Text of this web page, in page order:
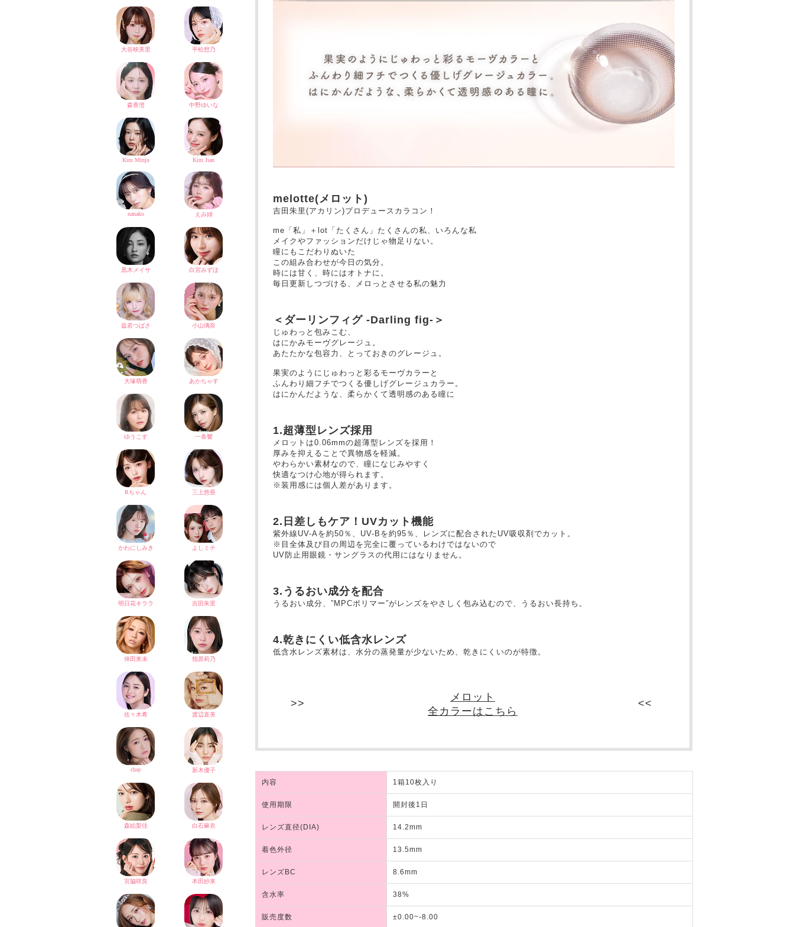
melotte(メロット)
吉田朱里(アカリン)プロデュースカラコン！
me「私」＋lot「たくさん」たくさんの私、いろんな私
メイクやファッションだけじゃ物足りない。
瞳にもこだわりぬいた
この組み合わせが今日の気分。
時には甘く、時にはオトナに。
毎日更新しつづける、メロっとさせる私の魅力
＜ダーリンフィグ -Darling fig-＞
じゅわっと包みこむ、
はにかみモーヴグレージュ。
あたたかな包容力、とっておきのグレージュ。
果実のようにじゅわっと彩るモーヴカラーと
ふんわり細フチでつくる優しげグレージュカラー。
はにかんだような、柔らかくて透明感のある瞳に
1.超薄型レンズ採用
メロットは0.06mmの超薄型レンズを採用！
厚みを抑えることで異物感を軽減。
やわらかい素材なので、瞳になじみやすく
快適なつけ心地が得られます。
※装用感には個人差があります。
2.日差しもケア！UVカット機能
紫外線UV-Aを約50％、UV-Bを約95％、レンズに配合されたUV吸収剤でカット。
※目全体及び目の周辺を完全に覆っているわけではないので
UV防止用眼鏡・サングラスの代用にはなりません。
3.うるおい成分を配合
うるおい成分、”MPCポリマー”がレンズをやさしく包み込むので、うるおい長持ち。
4.乾きにくい低含水レンズ
低含水レンズ素材は、水分の蒸発量が少ないため、乾きにくいのが特徴。
メロット
全カラーはこちら
内容 1箱10枚入り
使用期限 開封後1日
レンズ直径(DIA) 14.2mm
着色外径 13.5mm
レンズBC 8.6mm
含水率 38%
販売度数 ±0.00~-8.00